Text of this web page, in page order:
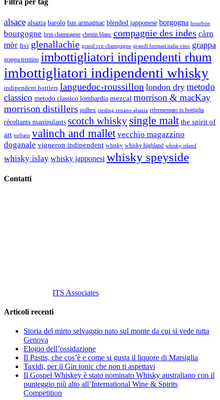
Filtra per tag
alsace alsazia barolo bas armagnac blended japponese borgogna bourbon
bourgogne brut champagne chenin blanc compagnie des indes càrn
mòr fivi glenallachie grand cru champagne grandi formati italia vino grappa
grappa trentino imbottigliatori indipendenti rhum
imbottigliatori indipendenti whisky
indipendent bottlers languedoc-roussillon london dry metodo
classico metodo classico lombardia mezcal morrison & macKay
morrison distillers pulltex riesling renano alsazia rifermentato in bottiglia
récoltants manipulants scotch whisky single malt the spirit of
art torbato valinch and mallet vecchio magazzino
doganale vigneron indipendent whisky whisky highland whisky island
whisky islay whisky japponesi whisky speyside
Contatti
ITS Associates
Articoli recenti
Storia del mirto selvaggio nato sul monte da cui si vede tutta
Genova
Elogio dell’ossidazione
Il Pastis, che cos’è e come si gusta il liquore di Marsiglia
Taxidi, per il Gin tonic che non ti aspettavi
Il Gospel Whiskey è stato nominato Whisky australiano con il
punteggio più alto all’International Wine & Spirits
Competition